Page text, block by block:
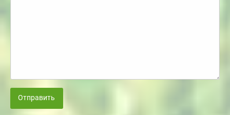
Отправить